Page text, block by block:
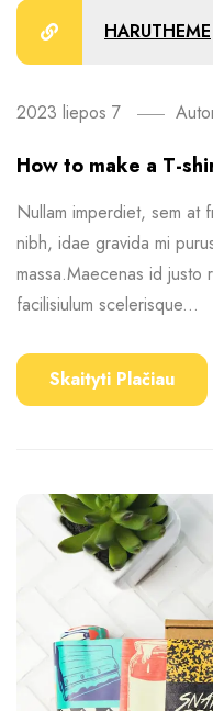
HARUTHEME
2023 liepos 7
How to make a T-
Nullam imperdiet, sem at
nibh, idae gravida mi
massa.Maecenas id justo
facilisiulum scelerisque...
Skaityti Plačiau